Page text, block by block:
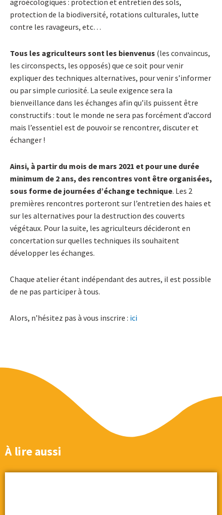
protection de la biodiversité, rotations culturales, lutte
contre les ravageurs, etc…
Tous les agriculteurs sont les bienvenus (les convaincus,
les circonspects, les opposés) que ce soit pour venir
expliquer des techniques alternatives, pour venir s’informer
ou par simple curiosité. La seule exigence sera la
bienveillance dans les échanges afin qu’ils puissent être
constructifs : tout le monde ne sera pas forcément d’accord
mais l’essentiel est de pouvoir se rencontrer, discuter et
échanger !
Ainsi, à partir du mois de mars 2021 et pour une durée
minimum de 2 ans, des rencontres vont être organisées,
sous forme de journées d’échange technique. Les 2
premières rencontres porteront sur l’entretien des haies et
sur les alternatives pour la destruction des couverts
végétaux. Pour la suite, les agriculteurs décideront en
concertation sur quelles techniques ils souhaitent
développer les échanges.
Chaque atelier étant indépendant des autres, il est possible
de ne pas participer à tous.
Alors, n’hésitez pas à vous inscrire : ici
À lire aussi